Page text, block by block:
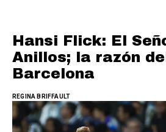
Hansi Flick: El
Anillos; la razón
Barcelona
REGINA BRIFFAULT